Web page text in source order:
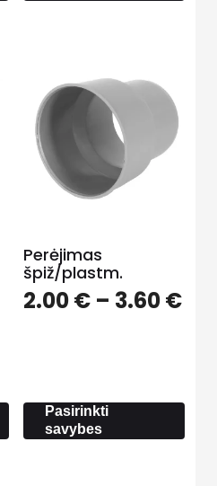
Perėjimas
špiž/plastm.
2.00€ – 3.60€
Pasirinkti
savybes